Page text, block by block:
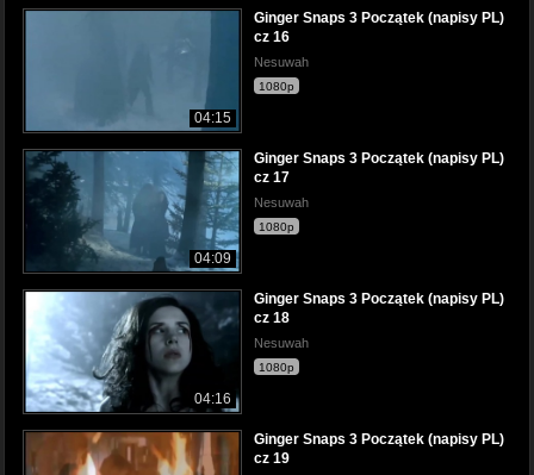
04:15
Ginger Snaps 3 Początek (napisy PL)
cz 16
Nesuwah
1080p
04:09
Ginger Snaps 3 Początek (napisy PL)
cz 17
Nesuwah
1080p
04:16
Ginger Snaps 3 Początek (napisy PL)
cz 18
Nesuwah
1080p
Ginger Snaps 3 Początek (napisy PL)
cz 19